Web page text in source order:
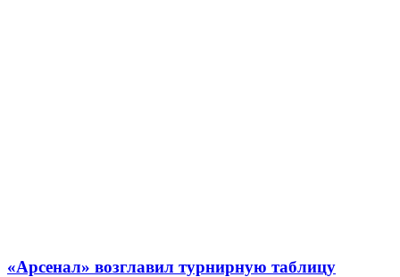
«Арсенал» возглавил турнирную таблицу